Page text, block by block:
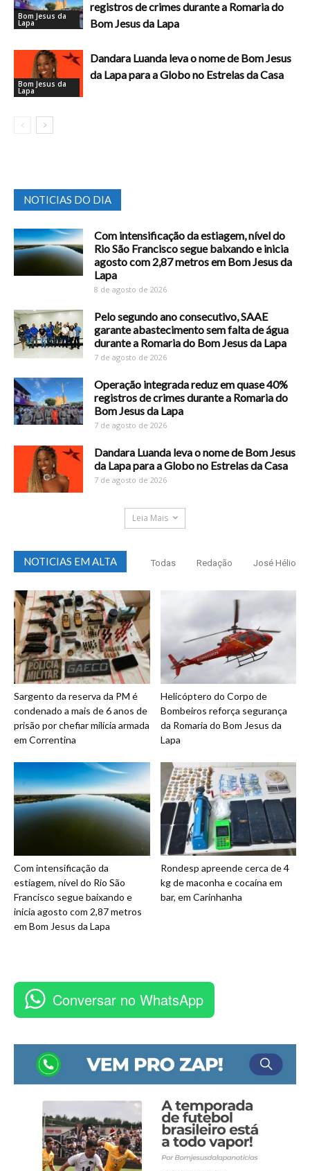
Bom Jesus da
Lapa
registros de crimes durante a Romaria do
Bom Jesus da Lapa
Bom Jesus da
Lapa
Dandara Luanda leva o nome de Bom Jesus
da Lapa para a Globo no Estrelas da Casa
NOTICIAS DO DIA
Com intensificação da estiagem, nível do
Rio São Francisco segue baixando e inicia
agosto com 2,87 metros em Bom Jesus da
Lapa
8 de agosto de 2026
Pelo segundo ano consecutivo, SAAE
garante abastecimento sem falta de água
durante a Romaria do Bom Jesus da Lapa
7 de agosto de 2026
Operação integrada reduz em quase 40%
registros de crimes durante a Romaria do
Bom Jesus da Lapa
7 de agosto de 2026
Dandara Luanda leva o nome de Bom Jesus
da Lapa para a Globo no Estrelas da Casa
7 de agosto de 2026
Leia Mais
NOTICIAS EM ALTA Todas Redação José Hélio
Sargento da reserva da PM é
condenado a mais de 6 anos de
prisão por chefiar milícia armada
em Correntina
Helicóptero do Corpo de
Bombeiros reforça segurança
da Romaria do Bom Jesus da
Lapa
Com intensificação da
estiagem, nível do Rio São
Francisco segue baixando e
inicia agosto com 2,87 metros
em Bom Jesus da Lapa
Rondesp apreende cerca de 4
kg de maconha e cocaína em
bar, em Carinhanha
Conversar no WhatsApp